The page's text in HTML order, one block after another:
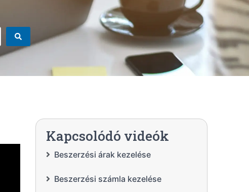
Kapcsolódó videók
Beszerzési árak kezelése
Beszerzési számla kezelése